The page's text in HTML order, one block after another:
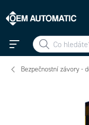
Bezpečnostní závory -